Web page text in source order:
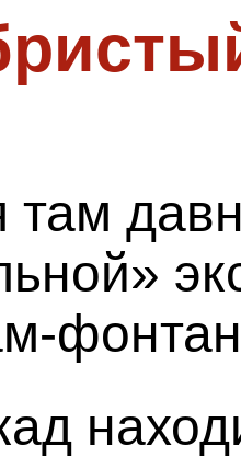
там